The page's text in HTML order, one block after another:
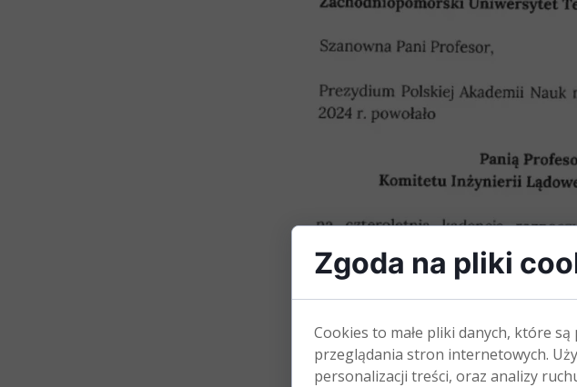
Zgoda na pliki
Cookies to małe pliki danych, które
przeglądania stron internetowych.
personalizacji treści, oraz analizy